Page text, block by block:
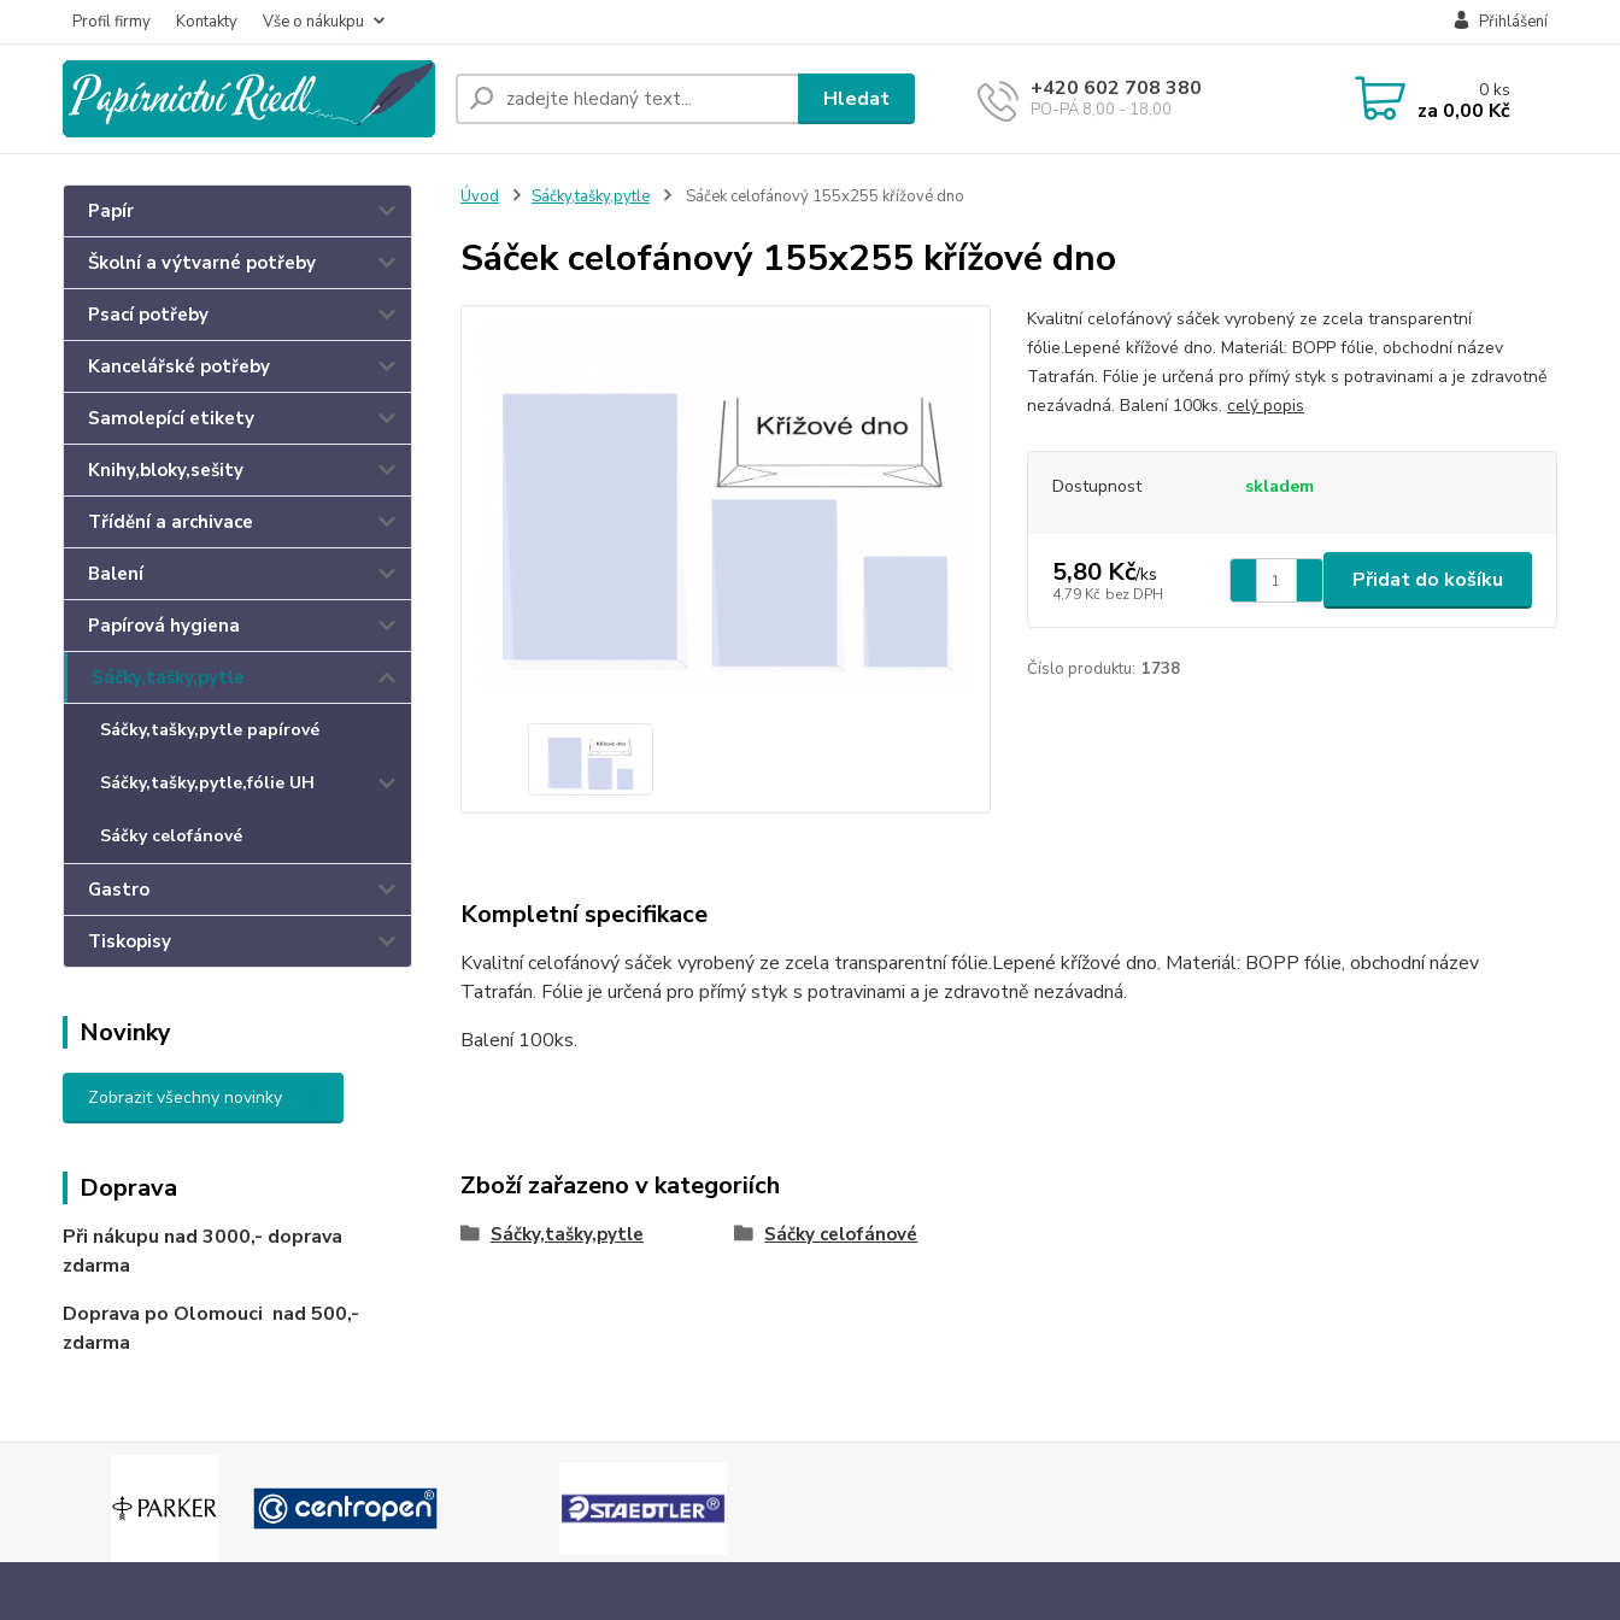
Profil firmy Kontakty Vše o nákukpu Přihlášení
Hledat +420 602 708 380
PO-PÁ 8,00 - 18,00
0ks
za 0,00 Kč
Papír
Školní a výtvarné potřeby
Psací potřeby
Kancelářské potřeby
Samolepící etikety
Knihy,bloky,sešity
Třídění a archivace
Balení
Papírová hygiena
Sáčky,tašky,pytle
Sáčky,tašky,pytle papírové
Sáčky,tašky,pytle,fólie UH
Sáčky celofánové
Gastro
Tiskopisy
Novinky
Zobrazit všechny novinky
Doprava
Při nákupu nad 3000,- doprava
zdarma
Doprava po Olomouci nad 500,-
zdarma
Úvod Sáčky,tašky,pytle Sáček celofánový 155x255 křížové dno
Sáček celofánový 155x255 křížové dno
Kvalitní celofánový sáček vyrobený ze zcela transparentní
fólie.Lepené křížové dno. Materiál: BOPP fólie, obchodní název
Tatrafán. Fólie je určená pro přímý styk s potravinami a je zdravotně
nezávadná. Balení 100ks. celý popis
Dostupnost skladem
5,80 Kč/ks
4,79 Kč bez DPH
Přidat do košíku
Číslo produktu: 1738
Kompletní specifikace
Kvalitní celofánový sáček vyrobený ze zcela transparentní fólie.Lepené křížové dno. Materiál: BOPP fólie, obchodní název
Tatrafán. Fólie je určená pro přímý styk s potravinami a je zdravotně nezávadná.
Balení 100ks.
Zboží zařazeno v kategoriích
Sáčky,tašky,pytle Sáčky celofánové